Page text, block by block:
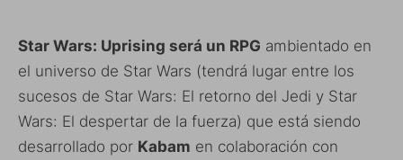
Star Wars: Uprising será un RPG ambientado en
el universo de Star Wars (tendrá lugar entre los
sucesos de Star Wars: El retorno del Jedi y Star
Wars: El despertar de la fuerza) que está siendo
desarrollado por Kabam en colaboración con